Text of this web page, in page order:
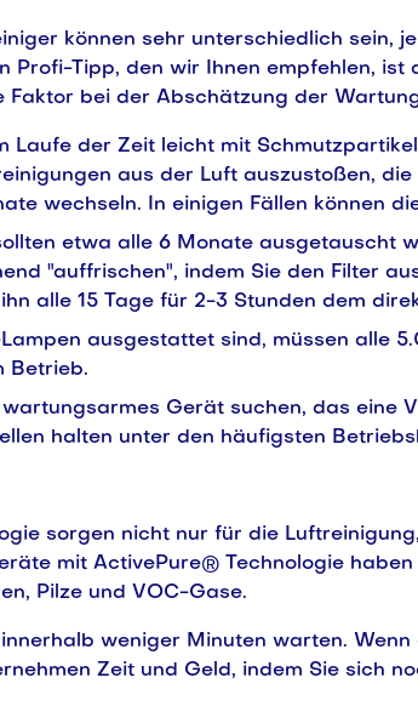
können sehr unterschiedlich sein,
Profi-Tipp, den wir Ihnen empfehlen,
bei der Abschätzung der
Laufe der Zeit leicht mit
aus der Luft auszustoßen,
wechseln. In einigen Fällen können
etwa alle 6 Monate ausgetauscht
"auffrischen", indem Sie den Filter
alle 15 Tage für 2-3 Stunden dem
ausgestattet sind, müssen alle
Betrieb.
wartungsarmes Gerät suchen, das eine
halten unter den häufigsten
sorgen nicht nur für die
mit ActivePure® Technologie
Pilze und VOC-Gase.
weniger Minuten warten.
Zeit und Geld, indem Sie sich